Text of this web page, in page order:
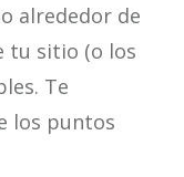
alrededor de
tu sitio (o los
Te
los puntos